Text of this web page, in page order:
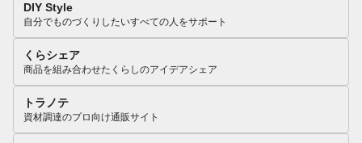
DIY Style
自分でものづくりしたいすべての人をサポート
くらシェア
商品を組み合わせたくらしのアイデアシェア
トラノテ
資材調達のプロ向け通販サイト